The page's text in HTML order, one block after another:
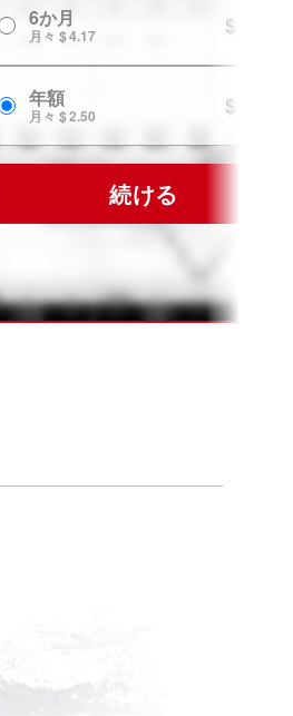
6か月
月々 $ 4.17 $ 24.99
年額
月々 $ 2.50 $ 29.99
続ける